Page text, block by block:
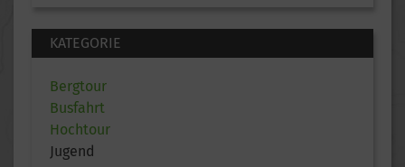
KATEGORIE
Bergtour
Busfahrt
Hochtour
Jugend